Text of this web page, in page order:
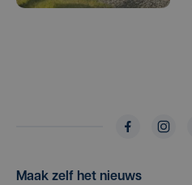
Maak zelf het nieuws